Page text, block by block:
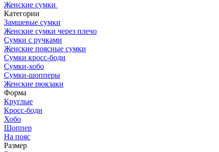
Женские сумки
Категории
Замшевые сумки
Женские сумки через плечо
Сумки с ручками
Женские поясные сумки
Сумки кросс-боди
Сумки-хобо
Сумки-шопперы
Женские рюкзаки
Форма
Круглые
Кросс-боди
Хобо
Шоппер
На пояс
Размер